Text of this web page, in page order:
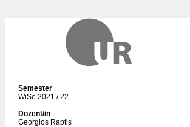
Semester
WiSe 2021 / 22
Dozent/in
Georgios Raptis